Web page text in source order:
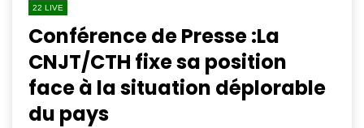
22 LIVE
Conférence de Presse :La
CNJT/CTH fixe sa position
face à la situation déplorable
du pays